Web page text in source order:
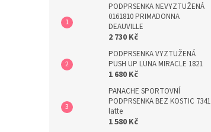
PODPRSENKA NEVYZTUŽENÁ
0161810 PRIMADONNA
DEAUVILLE
2 730 Kč
PODPRSENKA VYZTUŽENÁ
PUSH UP LUNA MIRACLE 1821
1 680 Kč
PANACHE SPORTOVNÍ
PODPRSENKA BEZ KOSTIC 7341
latte
1 580 Kč